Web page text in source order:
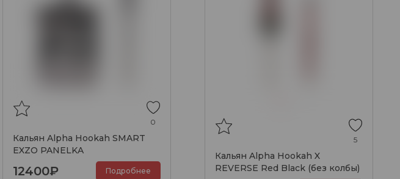
0
Кальян Alpha Hookah SMART
EXZO PANELKA
12400₽ Подробнее
5
Кальян Alpha Hookah X
REVERSE Red Black (без колбы)